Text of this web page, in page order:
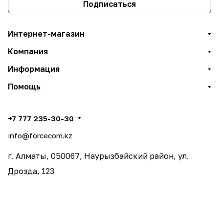
Подписаться
Интернет-магазин
Компания
Информация
Помощь
+7 777 235-30-30
info@forcecom.kz
г. Алматы, 050067, Наурызбайский район, ул.
Дрозда, 123